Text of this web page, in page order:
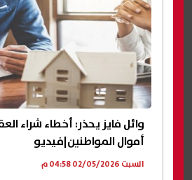
وائل فايز يحذر: أخطاء شراء
أموال المواطنين|فيديو
السبت 02/05/2026 04:58 م